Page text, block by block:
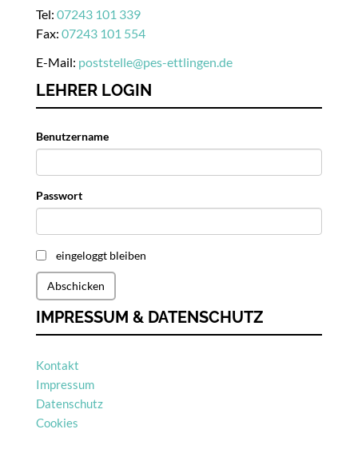
Tel: 07243 101 339
Fax: 07243 101 554
E-Mail: poststelle@pes-ettlingen.de
LEHRER LOGIN
Benutzername
Passwort
eingeloggt bleiben
Abschicken
IMPRESSUM & DATENSCHUTZ
Kontakt
Impressum
Datenschutz
Cookies